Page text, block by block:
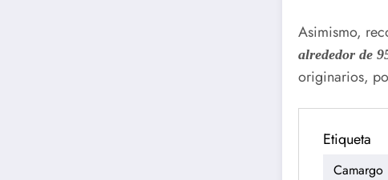
Asimismo,
alrededor de
originarios,
Etiqueta
Camargo